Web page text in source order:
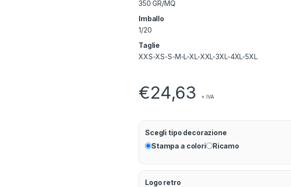
350 GR/MQ
Imballo
1/20
Taglie
XXS-XS-S-M-L-XL-XXL-3XL-4XL-5XL
€24,63 + IVA
Scegli tipo decorazione
Stampa a colori
Ricamo
Logo retro